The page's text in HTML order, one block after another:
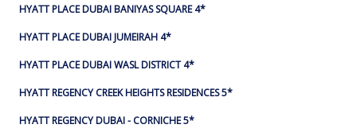
HYATT PLACE DUBAI BANIYAS SQUARE 4*
HYATT PLACE DUBAI JUMEIRAH 4*
HYATT PLACE DUBAI WASL DISTRICT 4*
HYATT REGENCY CREEK HEIGHTS RESIDENCES 5*
HYATT REGENCY DUBAI - CORNICHE 5*